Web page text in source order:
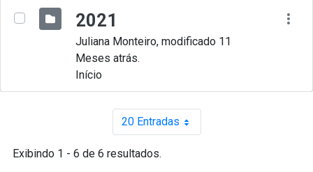
2021
Juliana Monteiro, modificado 11
Meses atrás.
Início
20 EntradasPor página
Exibindo 1 - 6 de 6 resultados.